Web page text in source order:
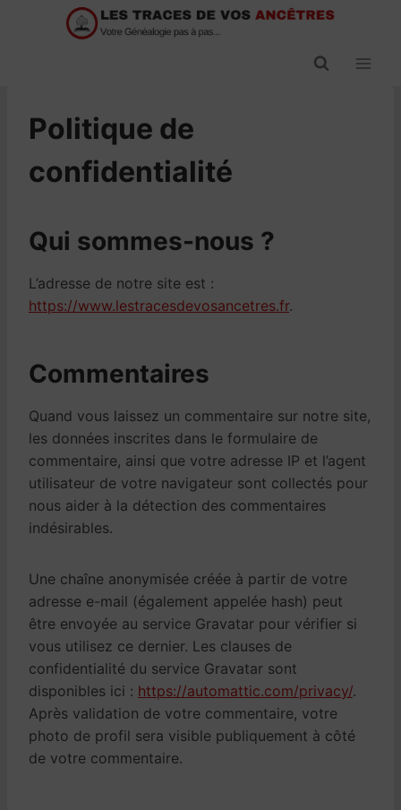
Politique de
confidentialité
Qui sommes-nous ?
L’adresse de notre site est :
https://www.lestracesdevosancetres.fr.
Commentaires
Quand vous laissez un commentaire sur notre site,
les données inscrites dans le formulaire de
commentaire, ainsi que votre adresse IP et l’agent
utilisateur de votre navigateur sont collectés pour
nous aider à la détection des commentaires
indésirables.
Une chaîne anonymisée créée à partir de votre
adresse e-mail (également appelée hash) peut
être envoyée au service Gravatar pour vérifier si
vous utilisez ce dernier. Les clauses de
confidentialité du service Gravatar sont
disponibles ici : https://automattic.com/privacy/.
Après validation de votre commentaire, votre
photo de profil sera visible publiquement à côté
de votre commentaire.